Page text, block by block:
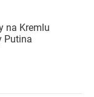
na Kremlu
Putina